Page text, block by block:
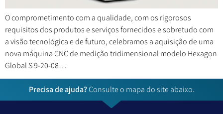
O comprometimento com a qualidade, com os rigorosos
requisitos dos produtos e serviços fornecidos e sobretudo com
a visão tecnológica e de futuro, celebramos a aquisição de uma
nova máquina CNC de medição tridimensional modelo Hexagon
Global S 9-20-08…
Precisa de ajuda?Consulte o mapa do site abaixo.